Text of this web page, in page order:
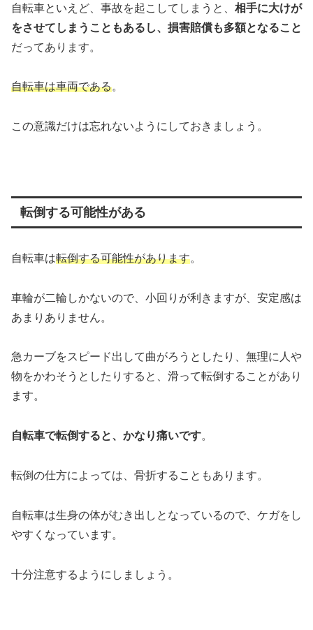
自転車といえど、事故を起こしてしまうと、 相手に大けが
をさせてしまうこともあるし、損害賠償も多額となること
だってあります。
自転車は車両である。
この意識だけは忘れないようにしておきましょう。
転倒する可能性がある
自転車は転倒する可能性があります。
車輪が二輪しかないので、小回りが利きますが、安定感は
あまりありません。
急カーブをスピード出して曲がろうとしたり、無理に人や
物をかわそうとしたりすると、滑って転倒することがあり
ます。
自転車で転倒すると、かなり痛いです。
転倒の仕方によっては、骨折することもあります。
自転車は生身の体がむき出しとなっているので、ケガをし
やすくなっています。
十分注意するようにしましょう。